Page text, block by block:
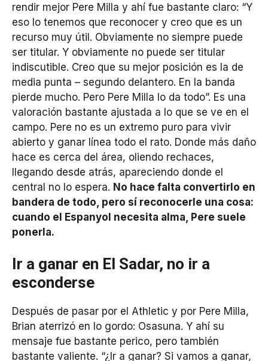
rendir mejor Pere Milla y ahí fue bastante claro: “Y
eso lo tenemos que reconocer y creo que es un
recurso muy útil. Obviamente no siempre puede
ser titular. Y obviamente no puede ser titular
indiscutible. Creo que su mejor posición es la de
media punta – segundo delantero. En la banda
pierde mucho. Pero Pere Milla lo da todo”. Es una
valoración bastante ajustada a lo que se ve en el
campo. Pere no es un extremo puro para vivir
abierto y ganar línea todo el rato. Donde más daño
hace es cerca del área, oliendo rechaces,
llegando desde atrás, apareciendo donde el
central no lo espera. No hace falta convertirlo en
bandera de todo, pero sí reconocerle una cosa:
cuando el Espanyol necesita alma, Pere suele
ponerla.
Ir a ganar en El Sadar, no ir a
esconderse
Después de pasar por el Athletic y por Pere Milla,
Brian aterrizó en lo gordo: Osasuna. Y ahí su
mensaje fue bastante perico, pero también
bastante valiente. “¿Ir a ganar? Si vamos a ganar,